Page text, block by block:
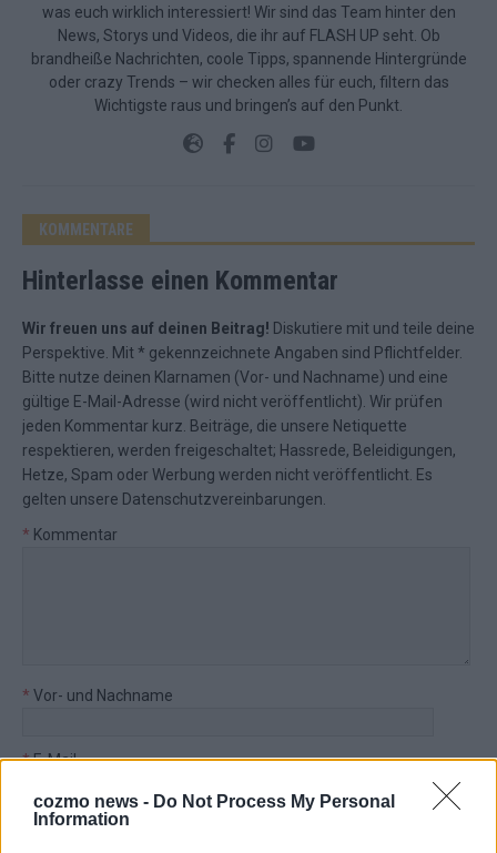
cozmo news - Do Not Process My Personal
Information
was euch wirklich interessiert! Wir sind das Team hinter den
News, Storys und Videos, die ihr auf FLASH UP seht. Ob
brandheiße Nachrichten, coole Tipps, spannende Hintergründe
oder crazy Trends – wir checken alles für euch, filtern das
Wichtigste raus und bringen’s auf den Punkt.
KOMMENTARE
Hinterlasse einen Kommentar
Wir freuen uns auf deinen Beitrag! Diskutiere mit und teile deine
Perspektive. Mit * gekennzeichnete Angaben sind Pflichtfelder.
Bitte nutze deinen Klarnamen (Vor- und Nachname) und eine
gültige E-Mail-Adresse (wird nicht veröffentlicht). Wir prüfen
jeden Kommentar kurz. Beiträge, die unsere Netiquette
respektieren, werden freigeschaltet; Hassrede, Beleidigungen,
Hetze, Spam oder Werbung werden nicht veröffentlicht. Es
gelten unsere Datenschutzvereinbarungen.
* Kommentar
* Vor- und Nachname
*E-Mail
Benachrichtige mich über nachfolgende Kommentare via E-